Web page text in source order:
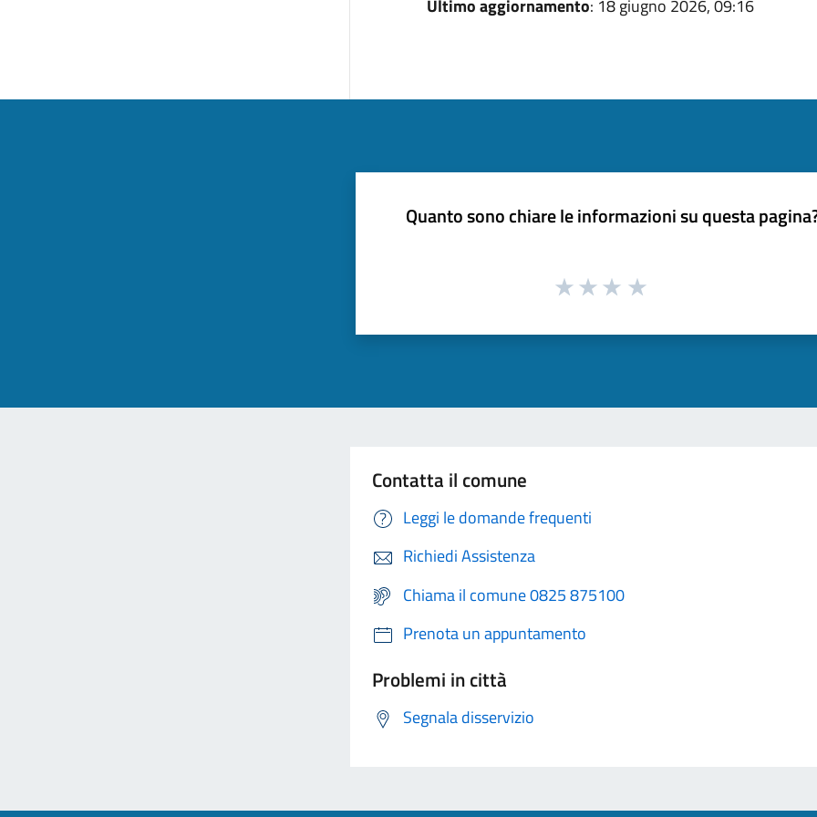
Ultimo aggiornamento: 18 giugno 2026, 09:16
Quanto sono chiare le informazioni su questa
Contatta il comune
Leggi le domande frequenti
Richiedi Assistenza
Chiama il comune 0825 875100
Prenota un appuntamento
Problemi in città
Segnala disservizio